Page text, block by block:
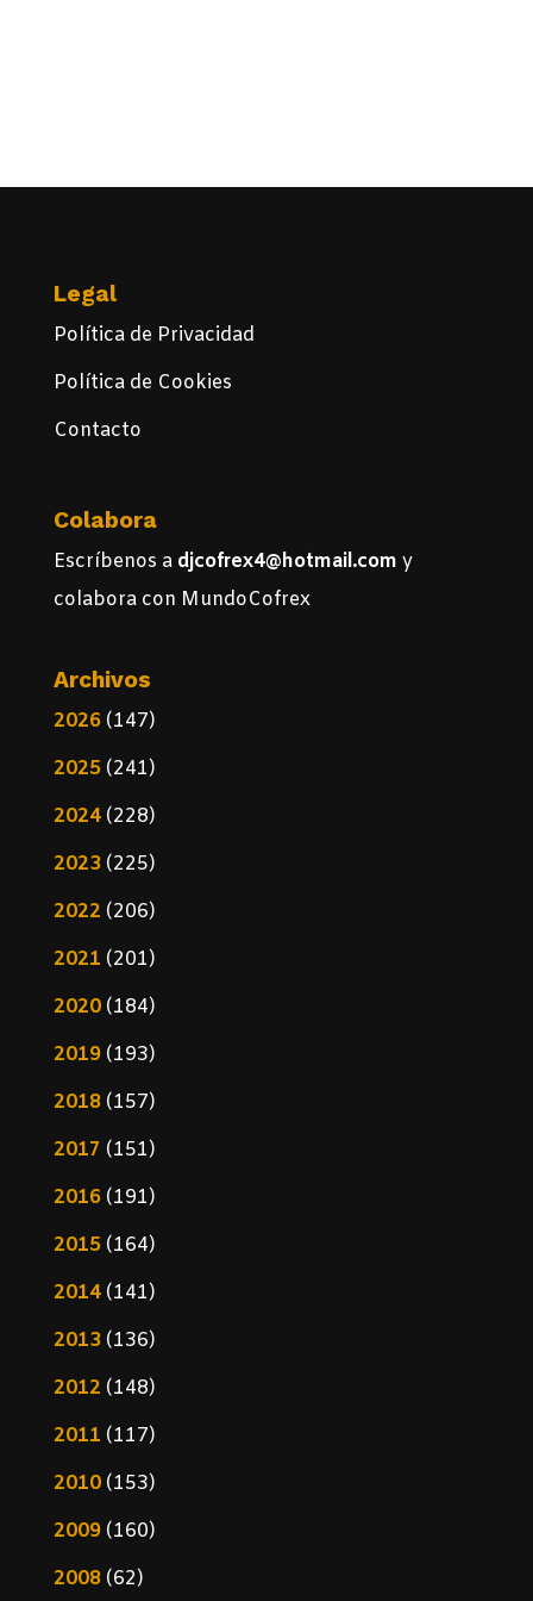
Legal
Política de Privacidad
Política de Cookies
Contacto
Colabora
Escríbenos a djcofrex4@hotmail.com y
colabora con MundoCofrex
Archivos
2026(147)
2025(241)
2024(228)
2023(225)
2022 (206)
2021 (201)
2020(184)
2019(193)
2018(157)
2017 (151)
2016(191)
2015(164)
2014(141)
2013(136)
2012 (148)
2011 (117)
2010(153)
2009(160)
2008(62)